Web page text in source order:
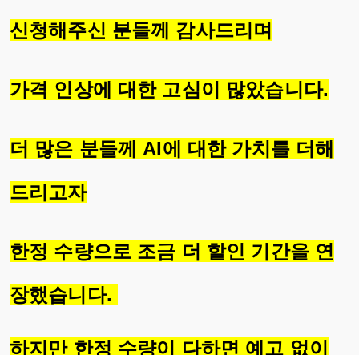
신청해주신 분들께 감사드리며
가격 인상에 대한 고심이 많았습니다.
더 많은 분들께 AI에 대한 가치를 더해
드리고자
한정 수량으로 조금 더 할인 기간을 연
장했습니다.
하지만 한정 수량이 다하면 예고 없이